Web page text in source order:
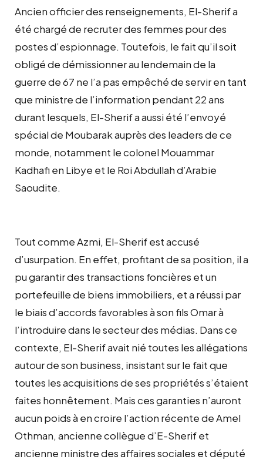
Ancien officier des renseignements, El-Sherif a
été chargé de recruter des femmes pour des
postes d’espionnage. Toutefois, le fait qu’il soit
obligé de démissionner au lendemain de la
guerre de 67 ne l’a pas empêché de servir en tant
que ministre de l’information pendant 22 ans
durant lesquels, El-Sherif a aussi été l’envoyé
spécial de Moubarak auprès des leaders de ce
monde, notamment le colonel Mouammar
Kadhafi en Libye et le Roi Abdullah d’Arabie
Saoudite.
Tout comme Azmi, El-Sherif est accusé
d’usurpation. En effet, profitant de sa position, il a
pu garantir des transactions foncières et un
portefeuille de biens immobiliers, et a réussi par
le biais d’accords favorables à son fils Omar à
l’introduire dans le secteur des médias. Dans ce
contexte, El-Sherif avait nié toutes les allégations
autour de son business, insistant sur le fait que
toutes les acquisitions de ses propriétés s’étaient
faites honnêtement. Mais ces garanties n’auront
aucun poids à en croire l’action récente de Amel
Othman, ancienne collègue d’E-Sherif et
ancienne ministre des affaires sociales et député